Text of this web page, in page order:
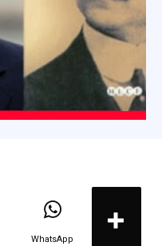
WhatsApp